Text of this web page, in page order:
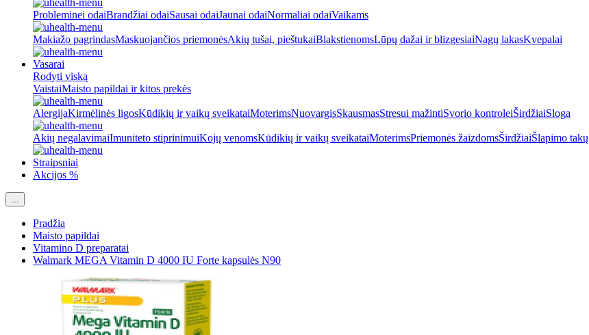
Probleminei odaiBrandžiai odaiSausai odaiJaunai odaiNormaliai odaiVaikams
Makiažo pagrindasMaskuojančios priemonėsAkių tušai, pieštukaiBlakstienomsLūpų dažai ir blizgesiaiNagų lakasKvepalai
Vasarai
Rodyti viską
VaistaiMaisto papildai ir kitos prekės
AlergijaKirmėlinės ligosKūdikių ir vaikų sveikataiMoterimsNuovargisSkausmasStresui mažintiSvorio kontroleiŠirdžiaiSloga
Akių negalavimaiImuniteto stiprinimuiKojų venomsKūdikių ir vaikų sveikataiMoterimsPriemonės žaizdomsŠirdžiaiŠlapimo
Straipsniai
Akcijos %
...
Pradžia
Maisto papildai
Vitamino D preparatai
Walmark MEGA Vitamin D 4000 IU Forte kapsulės N90